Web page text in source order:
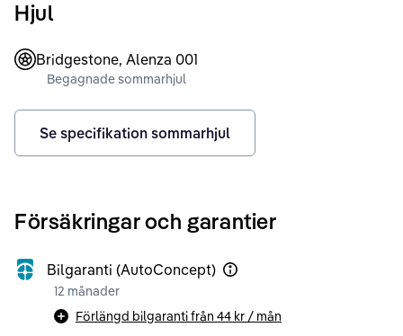
Hjul
Bridgestone, Alenza 001
Begagnade sommarhjul
Se specifikation sommarhjul
Försäkringar och garantier
Bilgaranti (AutoConcept)
12 månader
Förlängd bilgaranti från 44 kr / mån